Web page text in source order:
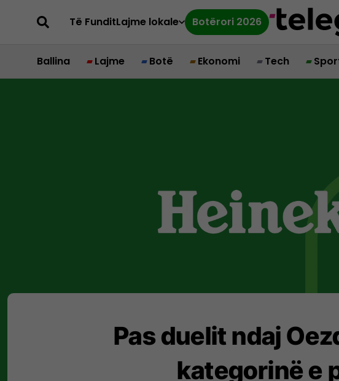
Të FunditLajme lokale Botërori 2026
Ballina Lajme Botë Ekonomi Tech
Pas duelit ndaj
kategorinë e